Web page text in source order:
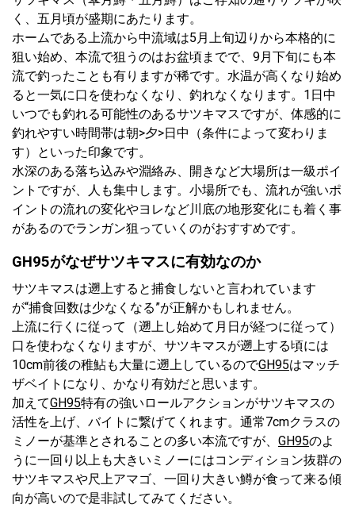
く、五月頃が盛期にあたります。
ホームである上流から中流域は5月上旬辺りから本格的に
狙い始め、本流で狙うのはお盆頃までで、9月下旬にも本
流で釣ったことも有りますが稀です。水温が高くなり始め
ると一気に口を使わなくなり、釣れなくなります。1日中
いつでも釣れる可能性のあるサツキマスですが、体感的に
釣れやすい時間帯は朝>夕>日中（条件によって変わりま
す）といった印象です。
水深のある落ち込みや淵絡み、開きなど大場所は一級ポイ
ントですが、人も集中します。小場所でも、流れが強いポ
イントの流れの変化やヨレなど川底の地形変化にも着く事
があるのでランガン狙っていくのがおすすめです。
GH95がなぜサツキマスに有効なのか
サツキマスは遡上すると捕食しないと言われています
が“捕食回数は少なくなる”が正解かもしれません。
上流に行くに従って（遡上し始めて月日が経つに従って）
口を使わなくなりますが、サツキマスが遡上する頃には
10cm前後の稚鮎も大量に遡上しているのでGH95はマッチ
ザベイトになり、かなり有効だと思います。
加えてGH95特有の強いロールアクションがサツキマスの
活性を上げ、バイトに繋げてくれます。通常7cmクラスの
ミノーが基準とされることの多い本流ですが、 GH95のよ
うに一回り以上も大きいミノーにはコンディション抜群の
サツキマスや尺上アマゴ、一回り大きい鱒が食って来る傾
向が高いので是非試してみてください。